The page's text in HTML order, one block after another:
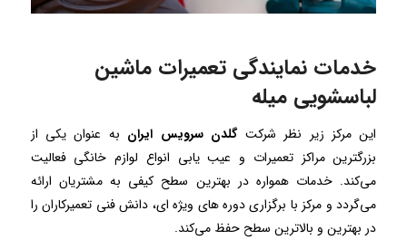
خدمات نمایندگی تعمیرات ماشین
لباسشویی میله
این مرکز زیر نظر شرکتگلدن سرویس ایران به عنوان یکی از
بزرگترین مراکز تعمیرات و عیب یابی انواع لوازم خانگی فعالیت
می‌کند. خدمات همواره در بهترین سطح کیفی به مشتریان ارائه
می‌گردد و مرکز با برگزاری دوره های ویژه ای، دانش فنی تعمیرکاران را
در بهترین و بالاترین سطح حفظ می‌کند.